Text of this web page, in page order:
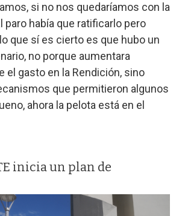
si no nos quedaríamos con la
paro había que ratificarlo pero
que sí es cierto es que hubo un
no porque aumentara
el gasto en la Rendición, sino
que permitieron algunos
ahora la pelota está en el
inicia un plan de